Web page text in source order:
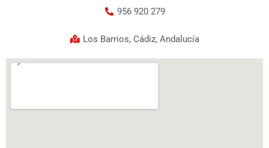
956 920 279
Los Barrios, Cádiz, Andalucía